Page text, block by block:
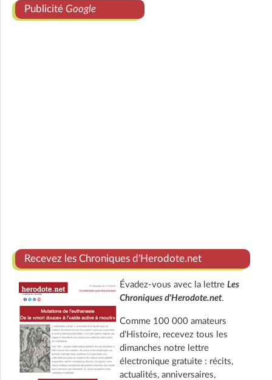
Publicité Google
Recevez les Chroniques d'Herodote.net
Évadez-vous avec la lettre Les
Chroniques d'Herodote.net.
Comme 100 000 amateurs
d'Histoire, recevez tous les
dimanches notre lettre
électronique gratuite : récits,
actualités, anniversaires,